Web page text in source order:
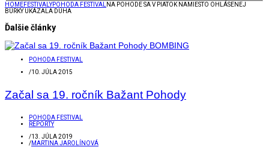
HOMEFESTIVALYPOHODA FESTIVAL
NA POHODE SA V PIATOK NAMIESTO OHLÁSENEJ
BÚRKY UKÁZALA DÚHA
Ďalšie články
POHODA FESTIVAL
/10. JÚLA 2015
Začal sa 19. ročník Bažant Pohody
POHODA FESTIVAL
REPORTY
/13. JÚLA 2019
/MARTINA JAROLÍNOVÁ